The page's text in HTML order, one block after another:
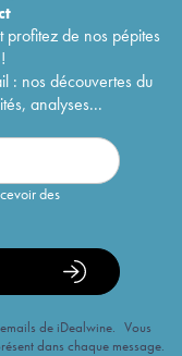
de nos pépites
: nos découvertes du
analyses...
des
de iDealwine. Vous
dans chaque message.